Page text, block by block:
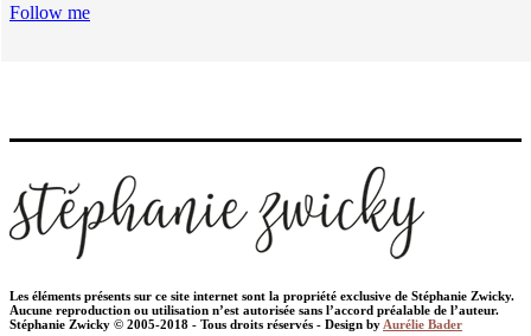
Follow me
Les éléments présents sur ce site internet sont la propriété exclusive de Stéphanie Zwicky.
Aucune reproduction ou utilisation n’est autorisée sans l’accord préalable de l’auteur.
Stéphanie Zwicky © 2005-2018 - Tous droits réservés - Design by Aurélie Bader